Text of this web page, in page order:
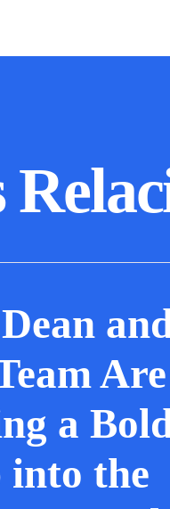
Are
a
into the